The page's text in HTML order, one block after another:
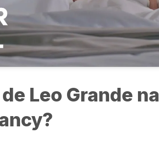
Leo Grande na